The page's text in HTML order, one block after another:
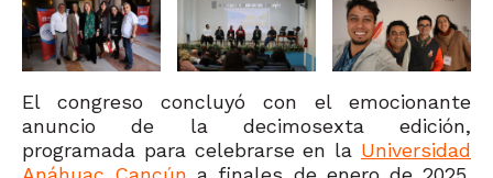
El congreso concluyó con el emocionante
anuncio de la decimosexta edición,
programada para celebrarse en la Universidad